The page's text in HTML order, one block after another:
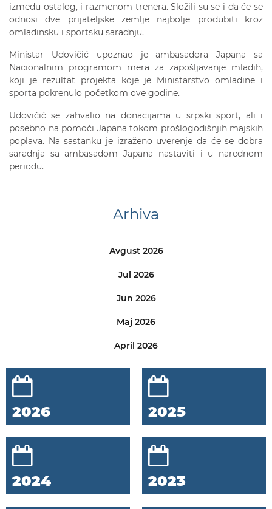
između ostalog, i razmenom trenera. Složili su se i da će se
odnosi dve prijateljske zemlje najbolje produbiti kroz
omladinsku i sportsku saradnju.
Ministar Udovičić upoznao je ambasadora Japana sa
Nacionalnim programom mera za zapošljavanje mladih,
koji je rezultat projekta koje je Ministarstvo omladine i
sporta pokrenulo početkom ove godine.
Udovičić se zahvalio na donacijama u srpski sport, ali i
posebno na pomoći Japana tokom prošlogodišnjih majskih
poplava. Na sastanku je izraženo uverenje da će se dobra
saradnja sa ambasadom Japana nastaviti i u narednom
periodu.
Arhiva
Avgust 2026
Jul 2026
Jun 2026
Maj 2026
April 2026
2026 2025
2024 2023